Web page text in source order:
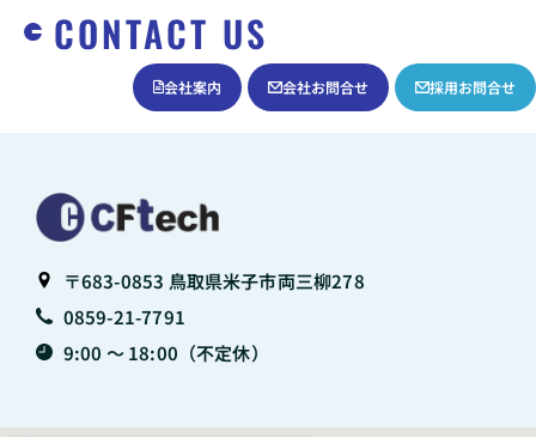
CONTACT US
採用お問合せ
会社お問合せ
会社案内
〒683-0853 鳥取県米子市両三柳278
0859-21-7791
9:00 〜 18:00（不定休）